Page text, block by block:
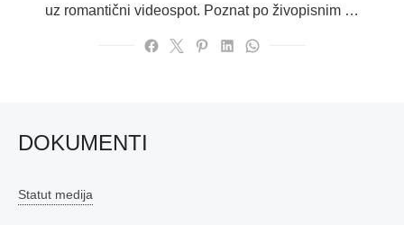
uz romantični videospot. Poznat po živopisnim …
DOKUMENTI
Statut medija